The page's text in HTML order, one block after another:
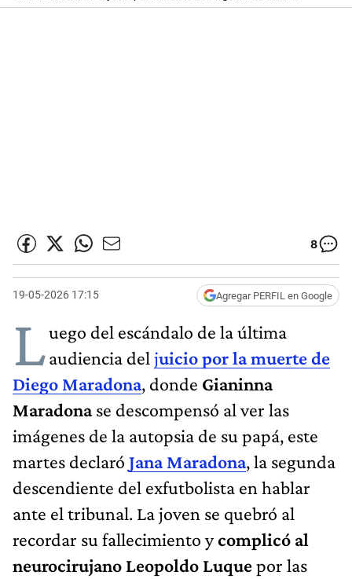
8
19-05-2026 17:15 Agregar PERFIL en Google
Luego del escándalo de la última
audiencia del juicio por la muerte de
Diego Maradona, donde Gianinna
Maradonase descompensó al ver las
imágenes de la autopsia de su papá, este
martes declaró Jana Maradona, la segunda
descendiente del exfutbolista en hablar
ante el tribunal. La joven se quebró al
recordar su fallecimiento ycomplicó al
neurocirujano Leopoldo Luquepor las